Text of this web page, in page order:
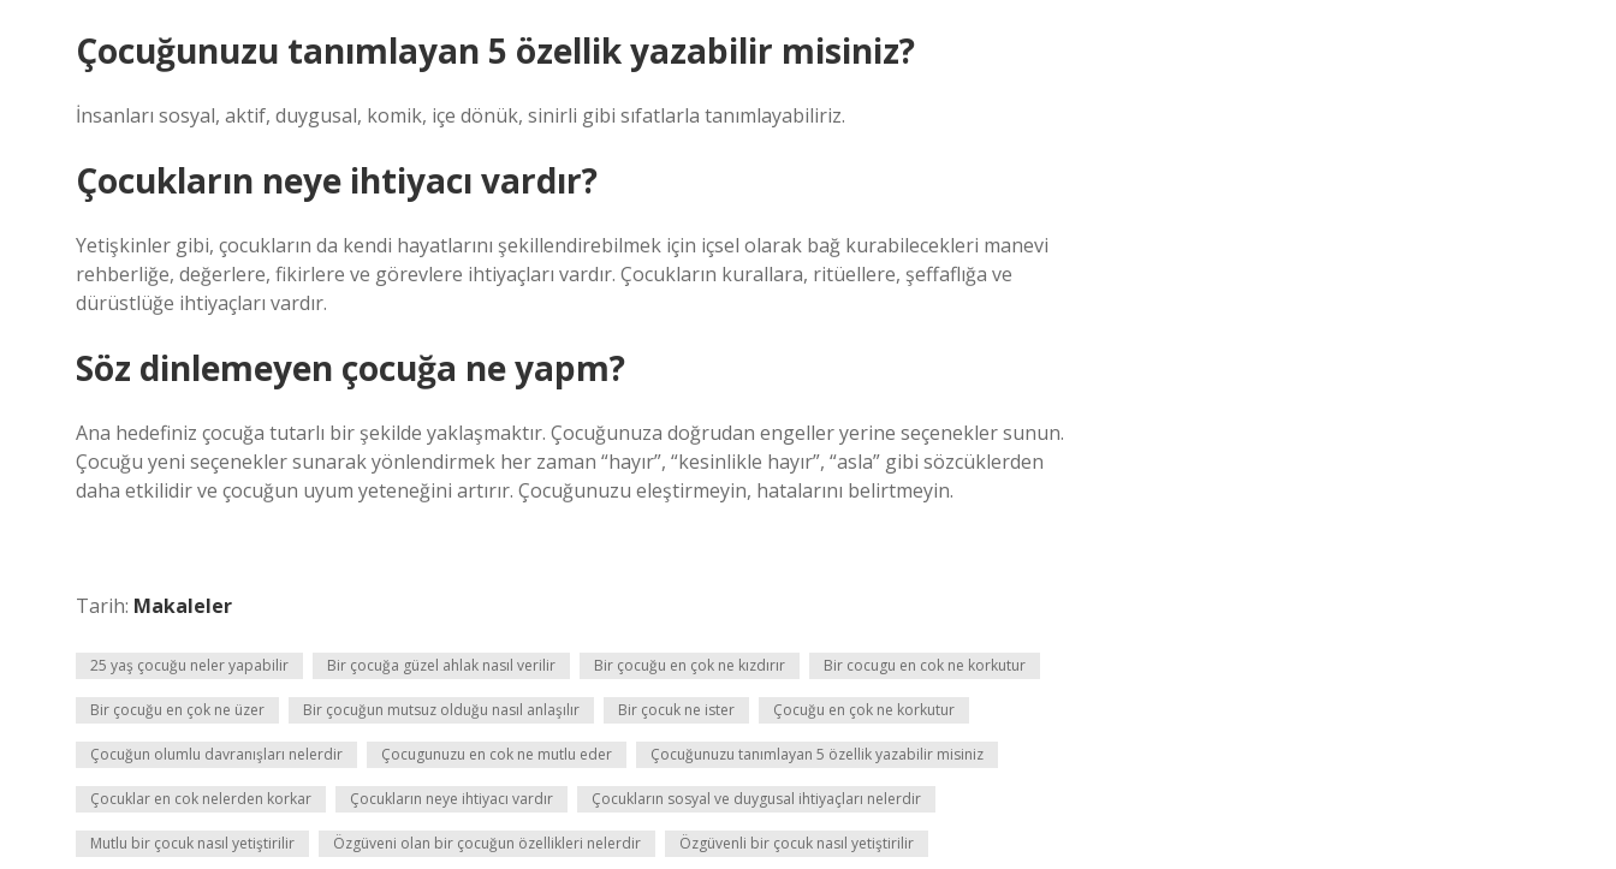
Çocuğunuzu tanımlayan 5 özellik yazabilir misiniz?
İnsanları sosyal, aktif, duygusal, komik, içe dönük, sinirli gibi sıfatlarla tanımlayabiliriz.
Çocukların neye ihtiyacı vardır?
Yetişkinler gibi, çocukların da kendi hayatlarını şekillendirebilmek için içsel olarak bağ kurabilecekleri manevi
rehberliğe, değerlere, fikirlere ve görevlere ihtiyaçları vardır. Çocukların kurallara, ritüellere, şeffaflığa ve
dürüstlüğe ihtiyaçları vardır.
Söz dinlemeyen çocuğa ne yapm?
Ana hedefiniz çocuğa tutarlı bir şekilde yaklaşmaktır. Çocuğunuza doğrudan engeller yerine seçenekler sunun.
Çocuğu yeni seçenekler sunarak yönlendirmek her zaman “hayır”, “kesinlikle hayır”, “asla” gibi sözcüklerden
daha etkilidir ve çocuğun uyum yeteneğini artırır. Çocuğunuzu eleştirmeyin, hatalarını belirtmeyin.
Tarih: Makaleler
25 yaş çocuğu neler yapabilir Bir çocuğa güzel ahlak nasıl verilir Bir çocuğu en çok ne kızdırır Bir cocugu en cok ne korkutur
Bir çocuğu en çok ne üzer Bir çocuğun mutsuz olduğu nasıl anlaşılır Bir çocuk ne ister Çocuğu en çok ne korkutur
Çocuğun olumlu davranışları nelerdir Çocugunuzu en cok ne mutlu eder Çocuğunuzu tanımlayan 5 özellik yazabilir misiniz
Çocuklar en cok nelerden korkar Çocukların neye ihtiyacı vardır Çocukların sosyal ve duygusal ihtiyaçları nelerdir
Mutlu bir çocuk nasıl yetiştirilir Özgüveni olan bir çocuğun özellikleri nelerdir Özgüvenli bir çocuk nasıl yetiştirilir